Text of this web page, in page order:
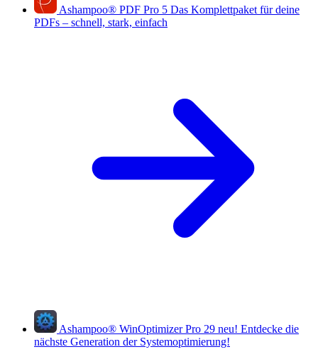
Ashampoo® PDF Pro 5 Das Komplettpaket für deine
PDFs – schnell, stark, einfach
Ashampoo® WinOptimizer Pro 29 neu! Entdecke die
nächste Generation der Systemoptimierung!